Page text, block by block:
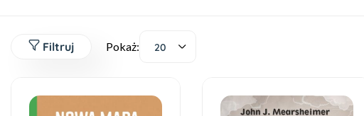
Filtruj Pokaż: 20